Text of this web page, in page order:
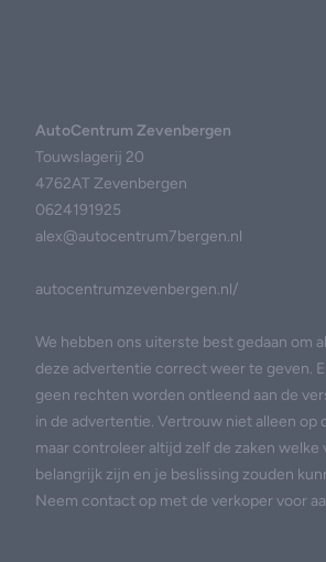
AutoCentrum Zevenbergen
Touwslagerij 20
4762AT Zevenbergen
0624191925
alex@autocentrum7bergen.nl
autocentrumzevenbergen.nl/
We hebben ons uiterste best gedaan om
deze advertentie correct weer te geven.
geen rechten worden ontleend aan de
in de advertentie. Vertrouw niet alleen op
maar controleer altijd zelf de zaken welke
belangrijk zijn en je beslissing zouden
Neem contact op met de verkoper voor